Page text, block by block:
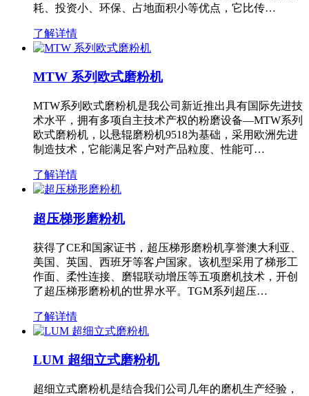
耗、投资小、环保、占地面积小等优点，它比传…
了解详情
MTW 系列欧式磨粉机
MTW系列欧式磨粉机是我公司新近推出具有国际先进技
术水平，拥有多项自主技术产权的粉磨设备—MTW系列
欧式磨粉机，以悬辊磨粉机9518为基础，采用欧洲先进
制造技术，它能满足客户对产品粒度、性能可…
了解详情
超压梯形磨粉机
获得了CE和国家证书，超压梯形磨粉机享誉澳大利亚、
美国、英国、西班牙等客户国家。该机型采用了梯形工
作面、柔性连接、磨辊联动增压等五项磨机技术，开创
了超压梯形磨粉机的世界水平。TGM系列超压…
了解详情
LUM 超细立式磨粉机
超细立式磨粉机是结合我们公司几年的磨机生产经验，